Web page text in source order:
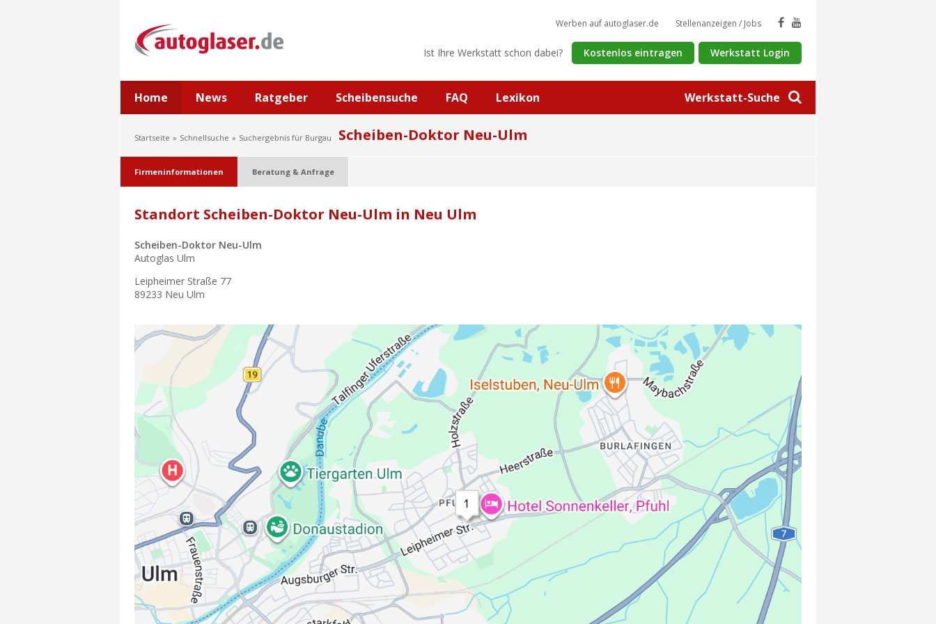
Werkstatt-Suche
Werben auf autoglaser.de Stellenanzeigen / Jobs
Ist Ihre Werkstatt schon dabei? Kostenlos eintragen Werkstatt Login
Home News Ratgeber Scheibensuche FAQ Lexikon
Startseite Schnellsuche Suchergebnis für Burgau Scheiben-Doktor Neu-Ulm
Firmeninformationen Beratung & Anfrage
Standort Scheiben-Doktor Neu-Ulm in Neu Ulm
Scheiben-Doktor Neu-Ulm
Autoglas Ulm
Leipheimer Straße 77
89233 Neu Ulm